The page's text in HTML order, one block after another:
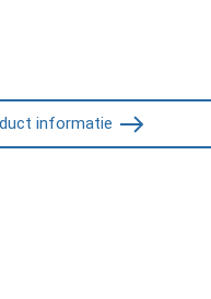
informatie